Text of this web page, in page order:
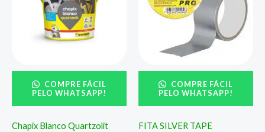
COMPRE FÁCIL
PELO WHATSAPP!
Chapix Blanco Quartzolit
COMPRE FÁCIL
PELO WHATSAPP!
FITA SILVER TAPE